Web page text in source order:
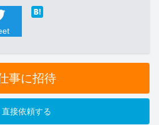
事に招待
直接依頼する